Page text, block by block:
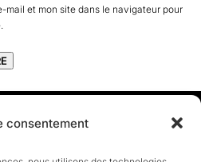
consentement
mail et mon site dans le navigateur pour
c’est l’histoire de